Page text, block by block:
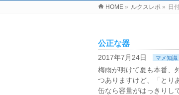
HOME » ルクスレポ » 日
公正な器
2017年7月24日 マメ知識
梅雨が明けて夏も本番、
つありますけど、「とり
缶なら容量がはっきりし